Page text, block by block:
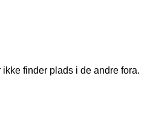
finder plads i de andre fora.